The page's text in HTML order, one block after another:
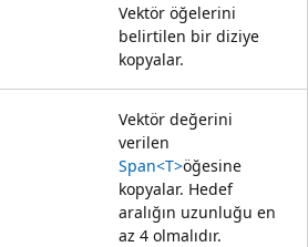
Vektör öğelerini
belirtilen bir diziye
kopyalar.
Vektör değerini
verilen
Span<T>öğesine
kopyalar. Hedef
aralığın uzunluğu en
az 4 olmalıdır.